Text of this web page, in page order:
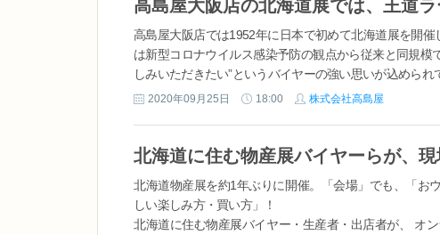
高島屋大阪店では1952年に日本で初めて北海道展を開
は新型コロナウイルス感染予防の観点から従来と同規
しみいただきたい”というバイヤーの強い思いが込められ
高島屋大阪店では、9月30日（水）より7階催会場にて
2020年09月25日 18:00 株式会社高島屋
北海道物産展を約1年ぶりに開催。「会場」でも、「お
しい楽しみ方・買い方」！
北海道に住む物産展バイヤー・生産者・出店者が、 オ